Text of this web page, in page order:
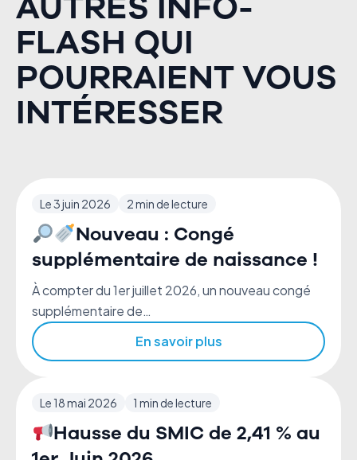
FLASH QUI
POURRAIENT VOUS
INTÉRESSER
Le 3 juin 2026 2 min de lecture
Nouveau : Congé
supplémentaire de naissance !
À compter du 1er juillet 2026, un nouveau congé
supplémentaire de…
En savoir plus
Le 18 mai 2026 1 min de lecture
Hausse du SMIC de 2,41 % au